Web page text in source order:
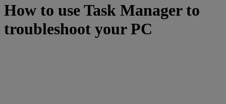
How to use Task Manager to
troubleshoot your PC